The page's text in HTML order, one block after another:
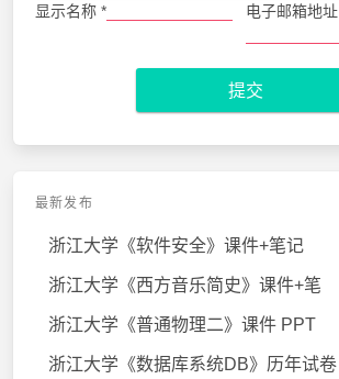
显示名称 * 电子邮箱地址
提交
最新发布
浙江大学《软件安全》课件+笔记
浙江大学《西方音乐简史》课件+笔
浙江大学《普通物理二》课件 PPT
浙江大学《数据库系统DB》历年试卷